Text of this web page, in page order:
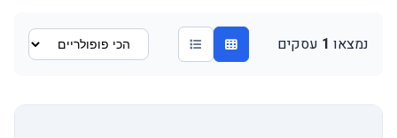
נמצאו 1 עסקים